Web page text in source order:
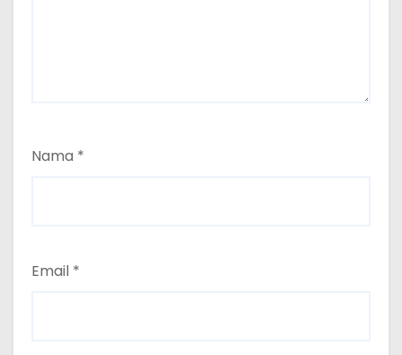
Nama *
Email *